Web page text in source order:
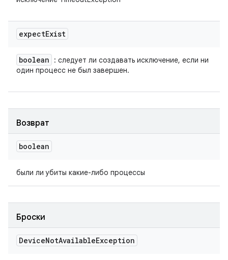
expectExist
boolean
: следует ли создавать исключение, если ни
один процесс не был завершен.
Возврат
boolean
были ли убиты какие-либо процессы
Броски
DeviceNotAvailableException